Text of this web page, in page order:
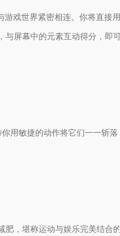
戏世界紧密相连。你将直接
屏幕中的元素互动得分，即
用敏捷的动作将它们一一斩
，堪称运动与娱乐完美结合